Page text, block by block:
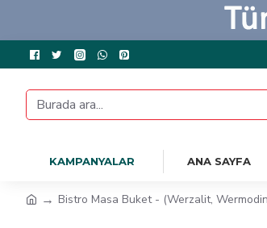
KAMPANYALAR ANA SAYFA
Bistro Masa Buket - (Werzalit,